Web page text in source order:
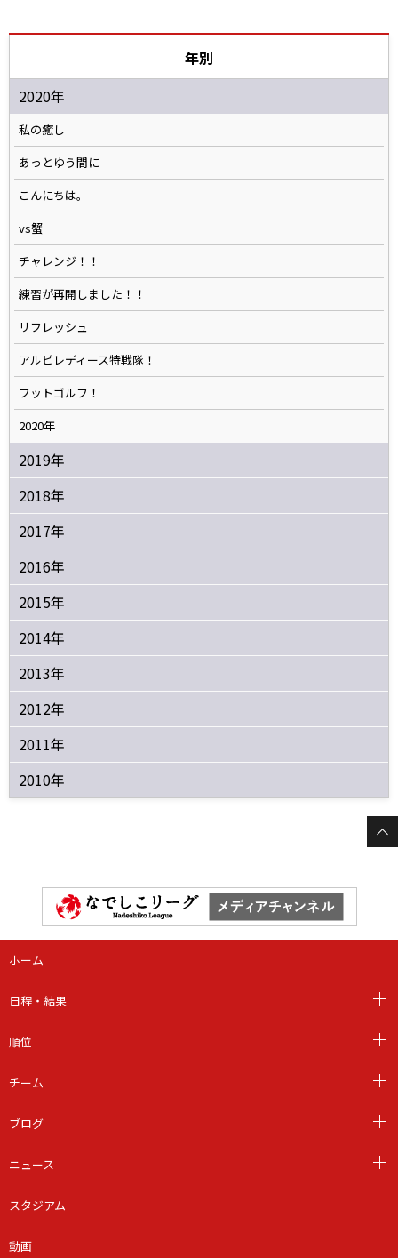
年別
2020年
私の癒し
あっとゆう間に
こんにちは。
vs蟹
チャレンジ！！
練習が再開しました！！
リフレッシュ
アルビレディース特戦隊！
フットゴルフ！
2020年
2019年
2018年
2017年
2016年
2015年
2014年
2013年
2012年
2011年
2010年
ホーム
日程・結果
順位
チーム
ブログ
ニュース
スタジアム
動画